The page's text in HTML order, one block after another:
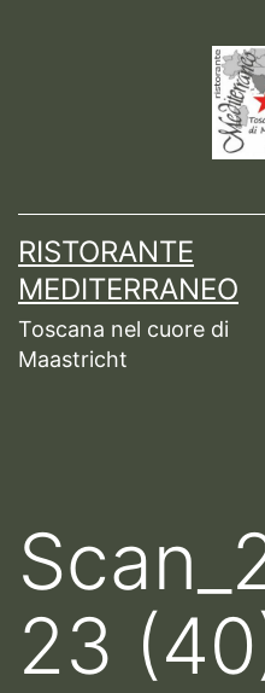
RISTORANTE
MEDITERRANEO
Toscana nel cuore di
Maastricht
23